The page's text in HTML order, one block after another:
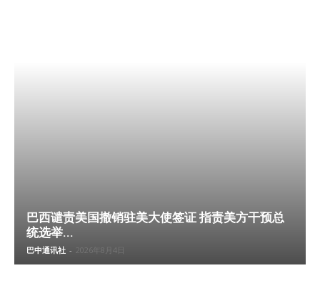
巴西谴责美国撤销驻美大使签证 指责美方干预总
统选举...
巴中通讯社 - 2026年8月4日